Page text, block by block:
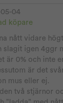
04
köpare
nått vidare
slagit igen 4ggr
är 0% och inte
är det
mus eller ej.
två stjärnor